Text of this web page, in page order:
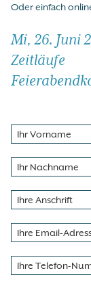
Oder einfach
Mi, 26. Juni
Zeitläufe